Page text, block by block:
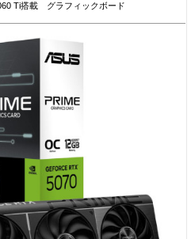
Ti搭載 グラフィックボード